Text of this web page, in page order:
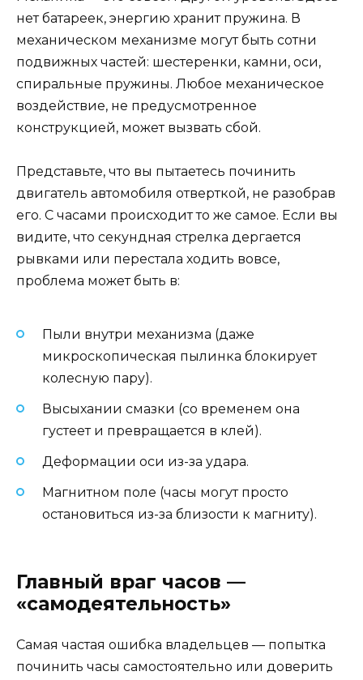
нет батареек, энергию хранит пружина. В
механическом механизме могут быть сотни
подвижных частей: шестеренки, камни, оси,
спиральные пружины. Любое механическое
воздействие, не предусмотренное
конструкцией, может вызвать сбой.
Представьте, что вы пытаетесь починить
двигатель автомобиля отверткой, не разобрав
его. С часами происходит то же самое. Если вы
видите, что секундная стрелка дергается
рывками или перестала ходить вовсе,
проблема может быть в:
Пыли внутри механизма (даже
микроскопическая пылинка блокирует
колесную пару).
Высыхании смазки (со временем она
густеет и превращается в клей).
Деформации оси из-за удара.
Магнитном поле (часы могут просто
остановиться из-за близости к магниту).
Главный враг часов —
«самодеятельность»
Самая частая ошибка владельцев — попытка
починить часы самостоятельно или доверить